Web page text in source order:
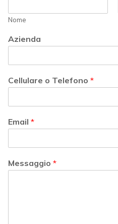
Nome
Azienda
Cellulare o Telefono *
Email *
Messaggio *